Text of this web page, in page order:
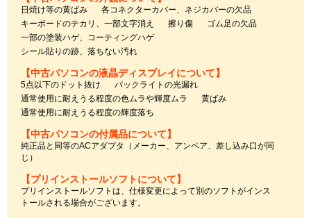
日焼け等の黄ばみ
各コネクターカバー、ネジカバーの欠品
キーボードのテカリ、一部文字消え
擦り傷
ゴム足の欠品
一部の塗装ハゲ、コーティングハゲ
シール貼りの跡、落ちない汚れ
【中古パソコンの液晶ディスプレイについて】
5点以下のドット抜け
バックライトの光漏れ
通常使用に耐えうる程度の色ムラや輝度ムラ
黄ばみ
通常使用に耐えうる程度の輝度落ち
【中古パソコンの付属品について】
純正品と同等のACアダプタ（メーカー、アンペア、差し込み口が同
じ）
【プリインストールソフトについて】
プリインストールソフトは、仕様変更によって別のソフトがインス
トールされる場合がございます。